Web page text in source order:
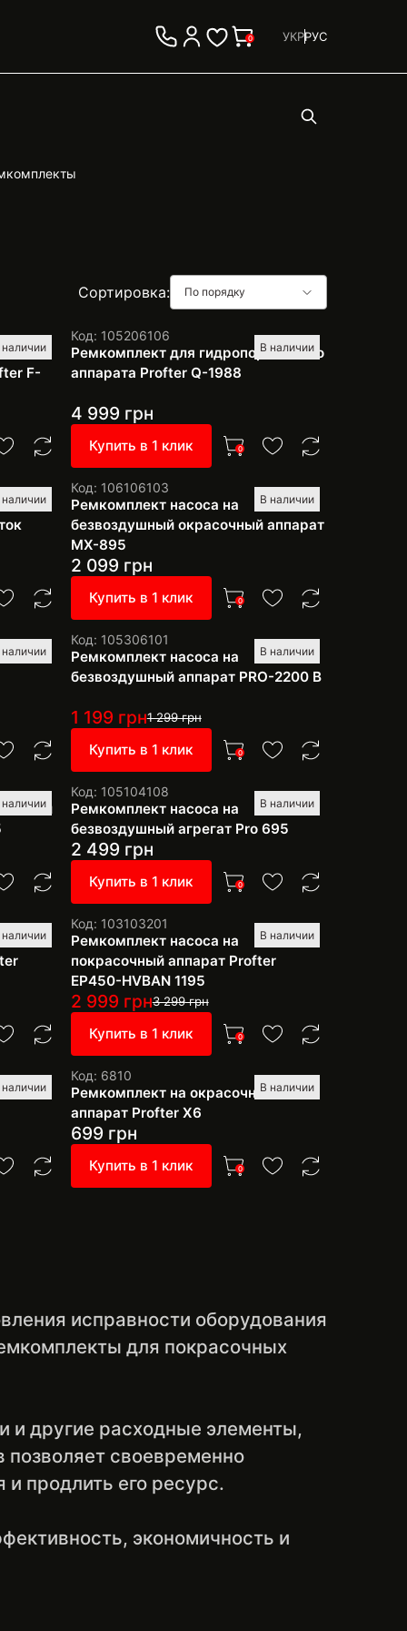
0 УКРРУС
Сортировка: По порядку
наличии
F-
В наличии
Код: 105206106
Ремкомплект для гидропоршневого
аппарата Profter Q-1988
4 999 грн
Купить в 1 клик 0
наличии В наличии
Код: 106106103
Ремкомплект насоса на
безвоздушный окрасочный аппарат
МХ-895
2 099 грн
Купить в 1 клик 0
наличии В наличии
Код: 105306101
Ремкомплект насоса на
безвоздушный аппарат PRO-2200 В
1 199 грн1 299грн
Купить в 1 клик 0
наличии В наличии
Код: 105104108
Ремкомплект насоса на
безвоздушный агрегат Pro 695
2 499 грн
Купить в 1 клик 0
наличии В наличии
Код: 103103201
Ремкомплект насоса на
покрасочный аппарат Profter
EP450-HVBAN 1195
2 999 грн3 299грн
Купить в 1 клик 0
наличии В наличии
Код: 6810
Ремкомплект на окрасочный
аппарат Profter Х6
699 грн
Купить в 1 клик 0
исправности оборудования
для покрасочных
и другие расходные элементы,
позволяет своевременно
продлить его ресурс.
экономичность и